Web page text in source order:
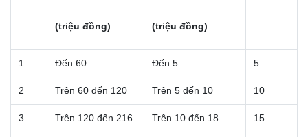
(triệu đồng) (triệu đồng)
1 Đến 60 Đến 5 5
2 Trên 60 đến 120 Trên 5 đến 10 10
3 Trên 120 đến 216 Trên 10 đến 18 15